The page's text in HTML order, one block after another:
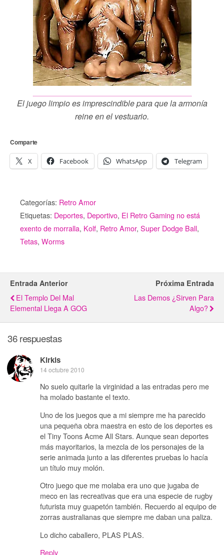
El juego limpio es imprescindible para que la armonía
reine en el vestuario.
Comparte
X Facebook WhatsApp Telegram
Categorías: Retro Amor
Etiquetas: Deportes, Deportivo, El Retro Gaming no está
exento de morralla, Kolf, Retro Amor, Super Dodge Ball,
Tetas, Worms
Entrada Anterior
El Templo Del Mal
Elemental Llega A GOG
Próxima Entrada
Las Demos ¿sirven Para
Algo?
36 respuestas
Kirkis
14 octubre 2010
No suelo quitarle la virginidad a las entradas pero me
ha molado bastante el texto.
Uno de los juegos que a mi siempre me ha parecido
una pequeña obra maestra en esto de los deportes es
el Tiny Toons Acme All Stars. Aunque sean deportes
más mayoritarios, la mezcla de los personajes de la
serie animada junto a las diferentes pruebas lo hacía
un título muy molón.
Otro juego que me molaba era uno que jugaba de
meco en las recreativas que era una especie de rugby
futurista muy guapetón también. Recuerdo al equipo de
zorras australianas que siempre me daban una paliza.
Lo dicho caballero, PLAS PLAS.
Reply